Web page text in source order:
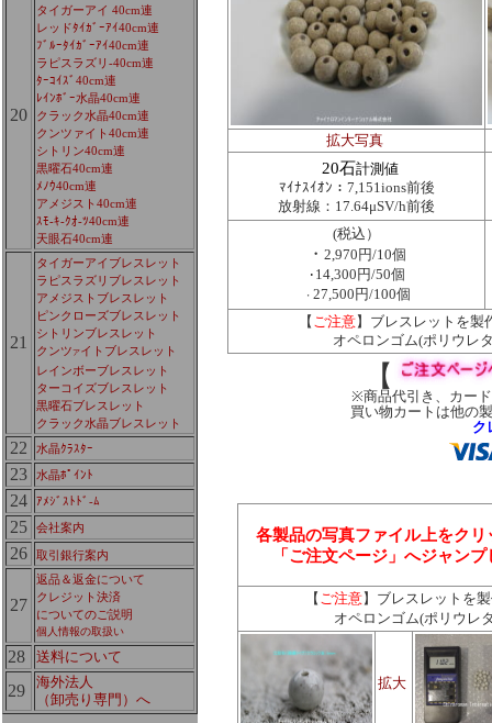
20
タイガーアイ 40cm連
レッドﾀｲｶﾞｰｱｲ40cm連
ﾌﾞﾙｰﾀｲｶﾞｰｱｲ40cm連
ラピスラズリ-40cm連
ﾀｰｺｲｽﾞ40cm連
ﾚｲﾝﾎﾞｰ水晶40cm連
クラック水晶40cm連
クンツァイト40cm連
シトリン40cm連
黒曜石40cm連
ﾒﾉｳ40cm連
アメジスト40cm連
ｽﾓ-ｷ-ｸｵ-ﾂ40cm連
天眼石40cm連
21
タイガーアイブレスレット
ラピスラズリブレスレット
アメジストブレスレット
ピンクローズブレスレット
シトリンブレスレット
クンツアイトブレスレット
レインボーブレスレット
ターコイズブレスレット
黒曜石ブレスレット
クラック水晶ブレスレット
22 水晶ｸﾗｽﾀｰ
23 水晶ﾎﾟｲﾝﾄ
24 ｱﾒｼﾞｽﾄﾄﾞ-ﾑ
25 会社案内
26 取引銀行案内
27
返品＆返金について
クレジット決済
についてのご説明
個人情報の取扱い
28 送料について
29
海外法人
（卸売り専門）へ
拡大写真
20石計測値
ﾏｲﾅｽｲｵﾝ：7,151ions前後
放射線：17.64μSV/h前後
(税込）
・ 2,970円/10個
･ 14,300円/50個
・ 27,500円/100個
【 ご注意】ブレスレットを製
オペロンゴム(ポリウレ
【
※商品代引き、カー
買い物カートは他の
ク
各製品の写真ファイル上をクリ
「ご注文ページ」へジャン
【 ご注意】ブレスレットを
オペロンゴム(ポリウレ
拡大